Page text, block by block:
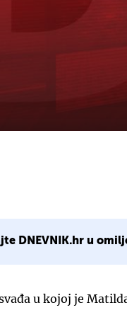
DNEVNIK.hr u
u kojoj je